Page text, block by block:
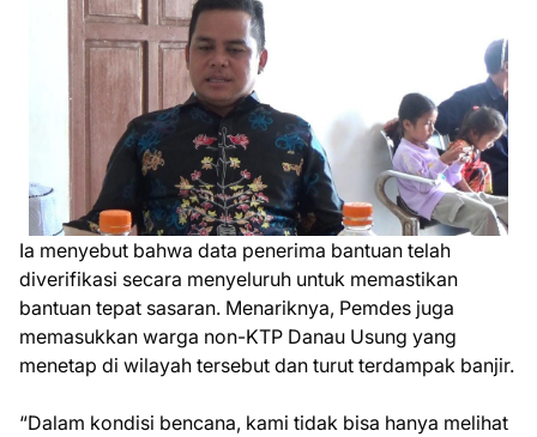
Ia menyebut bahwa data penerima bantuan telah
diverifikasi secara menyeluruh untuk memastikan
bantuan tepat sasaran. Menariknya, Pemdes juga
memasukkan warga non-KTP Danau Usung yang
menetap di wilayah tersebut dan turut terdampak banjir.
“Dalam kondisi bencana, kami tidak bisa hanya melihat